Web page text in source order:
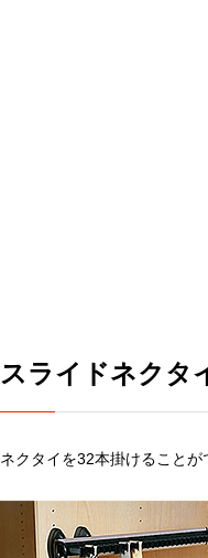
スライドネクタ
ネクタイを32本掛けることが